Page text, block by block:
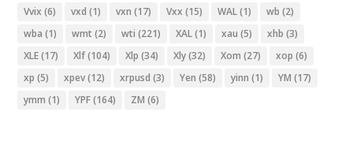
Vvix (6) vxd (1) vxn (17) Vxx (15) WAL(1) wb (2)
wba (1) wmt (2) wti (221) XAL(1) xau (5) xhb (3)
XLE(17) Xlf(104) Xlp (34) Xly(32) Xom (27) xop (6)
xp (5) xpev(12) xrpusd (3) Yen (58) yinn (1) YM (17)
ymm (1) YPF(164) ZM (6)